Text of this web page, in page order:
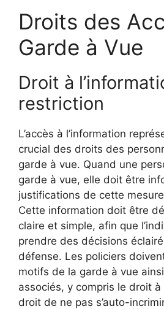
Droits des
Garde à Vue
Droit à
restriction
L’accès à l’information
crucial des droits des
garde à vue. Quand une
garde à vue, elle doit être
justifications de cette
Cette information doit être
claire et simple, afin que
prendre des décisions
défense. Les policiers
motifs de la garde à vue
associés, y compris le droit
droit de ne pas s’auto-